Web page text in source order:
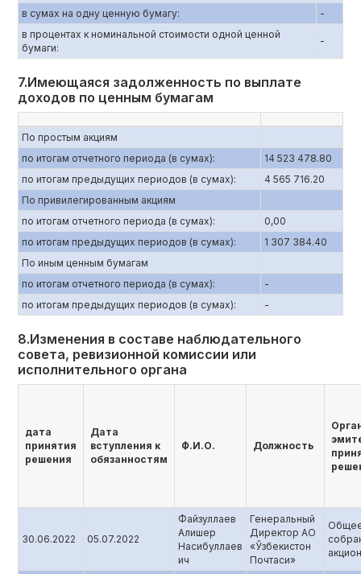
в сумах на одну ценную бумагу:
-
в процентах к номинальной стоимости одной ценной
бумаги:
-
7.Имеющаяся задолженность по выплате
доходов по ценным бумагам
По простым акциям
по итогам отчетного периода (в сумах):
14 523 478.80
по итогам предыдущих периодов (в сумах):
4 565 716.20
По привилегированным акциям
по итогам отчетного периода (в сумах):
0,00
по итогам предыдущих периодов (в сумах):
1 307 384.40
По иным ценным бумагам
по итогам отчетного периода (в сумах):
-
по итогам предыдущих периодов (в сумах):
-
8.Изменения в составе наблюдательного
совета, ревизионной комиссии или
исполнительного органа
дата
принятия
решения
Дата
вступления к
обязанностям
Ф.И.О. Должность
30.06.2022 05.07.2022
Файзуллаев
Алишер
Насибуллаев
ич
Генеральный
Директор АО
«Ўзбекистон
Почтаси»